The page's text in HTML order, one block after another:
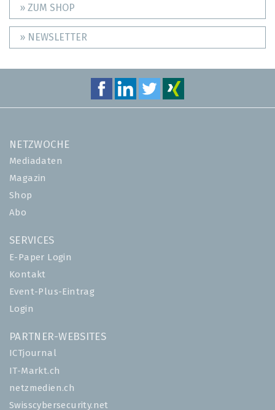
» ZUM SHOP
» NEWSLETTER
NETZWOCHE
Mediadaten
Magazin
Shop
Abo
SERVICES
E-Paper Login
Kontakt
Event-Plus-Eintrag
Login
PARTNER-WEBSITES
ICTjournal
IT-Markt.ch
netzmedien.ch
Swisscybersecurity.net